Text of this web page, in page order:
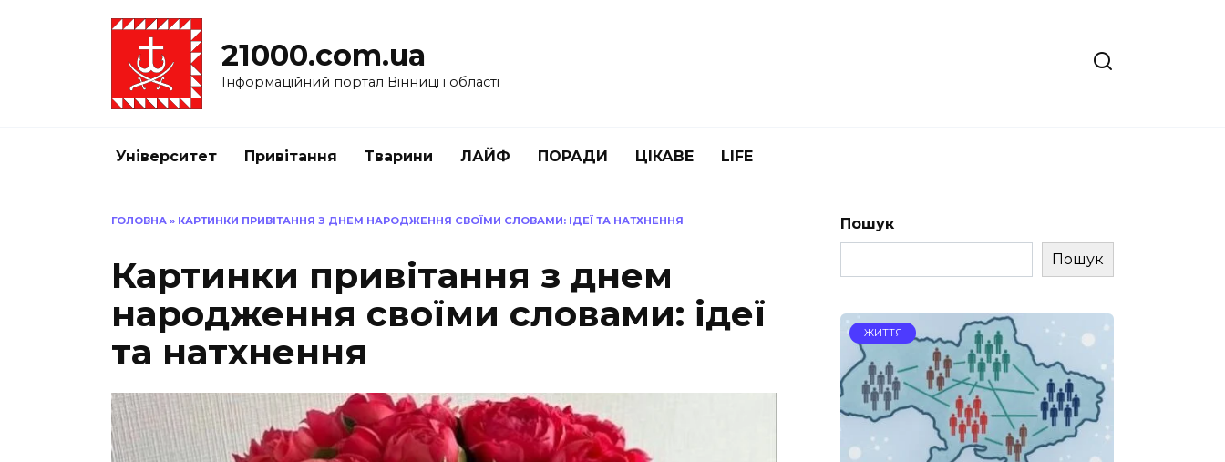
21000.com.ua
Інформаційний портал Вінниці і області
Університет Привітання Тварини ЛАЙФ ПОРАДИ ЦІКАВЕ LIFE
ГОЛОВНА » КАРТИНКИ ПРИВІТАННЯ З ДНЕМ НАРОДЖЕННЯ СВОЇМИ СЛОВАМИ: ІДЕЇ ТА НАТХНЕННЯ
Картинки привітання з днем
народження своїми словами: ідеї
та натхнення
Пошук
Пошук
ЖИТТЯ